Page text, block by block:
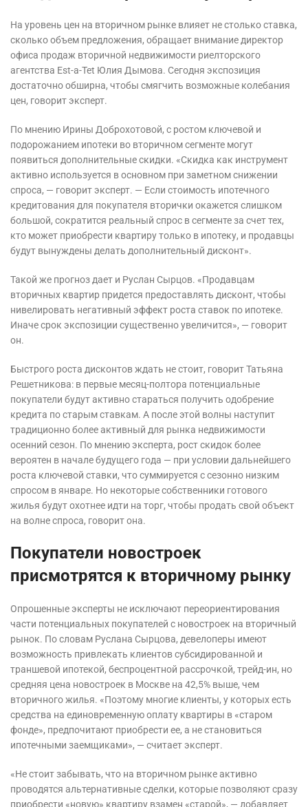
На уровень цен на вторичном рынке влияет не столько ставка,
сколько объем предложения, обращает внимание директор
офиса продаж вторичной недвижимости риелторского
агентства Est-a-Tet Юлия Дымова. Сегодня экспозиция
достаточно обширна, чтобы смягчить возможные колебания
цен, говорит эксперт.
По мнению Ирины Доброхотовой, с ростом ключевой и
подорожанием ипотеки во вторичном сегменте могут
появиться дополнительные скидки. «Скидка как инструмент
активно используется в основном при заметном снижении
спроса, — говорит эксперт. — Если стоимость ипотечного
кредитования для покупателя вторички окажется слишком
большой, сократится реальный спрос в сегменте за счет тех,
кто может приобрести квартиру только в ипотеку, и продавцы
будут вынуждены делать дополнительный дисконт».
Такой же прогноз дает и Руслан Сырцов. «Продавцам
вторичных квартир придется предоставлять дисконт, чтобы
нивелировать негативный эффект роста ставок по ипотеке.
Иначе срок экспозиции существенно увеличится», — говорит
он.
Быстрого роста дисконтов ждать не стоит, говорит Татьяна
Решетникова: в первые месяц-полтора потенциальные
покупатели будут активно стараться получить одобрение
кредита по старым ставкам. А после этой волны наступит
традиционно более активный для рынка недвижимости
осенний сезон. По мнению эксперта, рост скидок более
вероятен в начале будущего года — при условии дальнейшего
роста ключевой ставки, что суммируется с сезонно низким
спросом в январе. Но некоторые собственники готового
жилья будут охотнее идти на торг, чтобы продать свой объект
на волне спроса, говорит она.
Покупатели новостроек
присмотрятся к вторичному рынку
Опрошенные эксперты не исключают переориентирования
части потенциальных покупателей с новостроек на вторичный
рынок. По словам Руслана Сырцова, девелоперы имеют
возможность привлекать клиентов субсидированной и
траншевой ипотекой, беспроцентной рассрочкой, трейд-ин, но
средняя цена новостроек в Москве на 42,5% выше, чем
вторичного жилья. «Поэтому многие клиенты, у которых есть
средства на единовременную оплату квартиры в «старом
фонде», предпочитают приобрести ее, а не становиться
ипотечными заемщиками», — считает эксперт.
«Не стоит забывать, что на вторичном рынке активно
проводятся альтернативные сделки, которые позволяют сразу
приобрести «новую» квартиру взамен «старой», — добавляет